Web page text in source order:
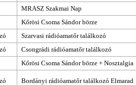
MRASZ Szakmai Nap
Kőrösi Csoma Sándor börze
Szarvasi rádióamatőr találkozó
Csongrádi rádióamatőr találkozó
Kőrösi Csoma Sándor börze + Nosztalgia
Bordányi rádióamatőr találkozó Elmarad